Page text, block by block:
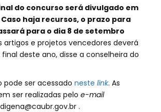
do concurso será divulgado em
haja recursos, o prazo para
para o dia 8 de setembro
artigos e projetos vencedores deverá
deste ano, disse a conselheira do
ser acessado neste link. As
ser realizadas pelo e-mail
.